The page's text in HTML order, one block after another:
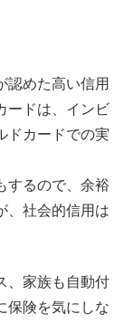
認めた高い信用
ードは、インビ
ドカードでの実
するので、余裕
、社会的信用は
、家族も自動付
保険を気にしな